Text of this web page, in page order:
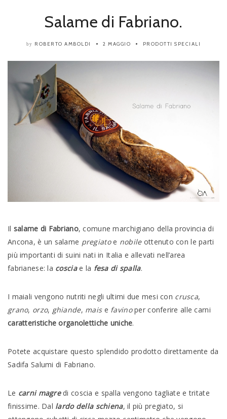
Salame di Fabriano.
by ROBERTO AMBOLDI 2 MAGGIO PRODOTTI SPECIALI
Il salame di Fabriano, comune marchigiano della provincia di
Ancona, è un salame pregiatoe nobileottenuto con le parti
più importanti di suini nati in Italia e allevati nell’area
fabrianese: la cosciae la fesa di spalla.
I maiali vengono nutriti negli ultimi due mesi con crusca,
grano, orzo, ghiande, maise favinoper conferire alle carni
caratteristiche organolettiche uniche.
Potete acquistare questo splendido prodotto direttamente da
Sadifa Salumi di Fabriano.
Le carni magredi coscia e spalla vengono tagliate e tritate
finissime. Dal lardo della schiena, il più pregiato, si